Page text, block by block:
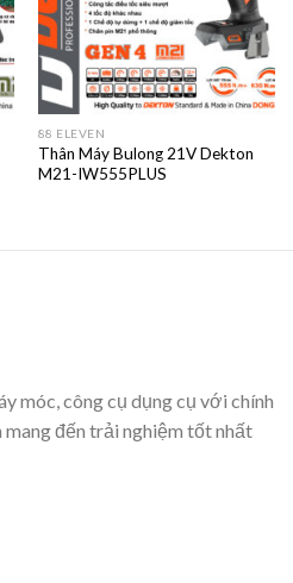
88 ELEVEN
Thân Máy Bulong 21V Dekton
M21-IW555PLUS
móc, công cụ dụng cụ với chính
mang đến trải nghiệm tốt nhất